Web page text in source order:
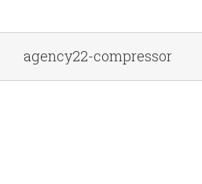
agency22-compressor